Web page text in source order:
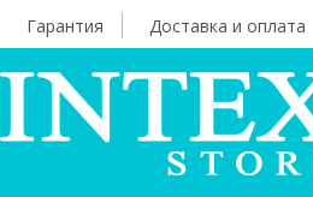
Гарантия Доставка и оплата